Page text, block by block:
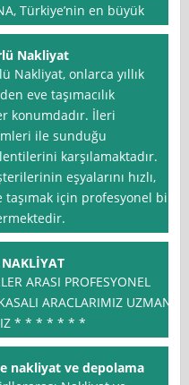
Türkiye’nin en büyük
Nakliyat
Nakliyat, onlarca yıllık
eve taşımacılık
konumdadır. İleri
ile sunduğu
karşılamaktadır.
eşyalarını hızlı,
için profesyonel bir
NAKLİYAT
ARASI PROFESYONEL
ARACLARIMIZ UZMAN
* * * * * * *
nakliyat ve depolama